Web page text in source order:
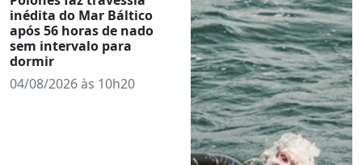
inédita do Mar Báltico
após 56 horas de nado
sem intervalo para
dormir
04/08/2026 às 10h20